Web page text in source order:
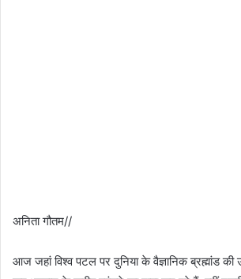
अनिता गौतम//
आज जहां विश्व पटल पर दुनिया के वैज्ञानिक ब्रह्मांड की